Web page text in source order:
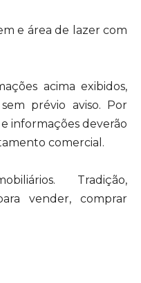
e área de lazer com
acima exibidos,
prévio aviso. Por
informações deverão
comercial.
Tradição,
vender, comprar